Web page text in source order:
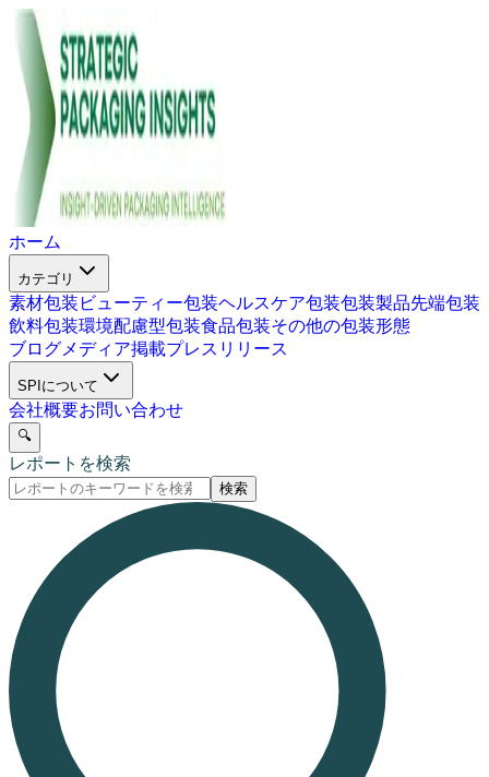
ホーム
カテゴリ
素材包装 ビューティー包装ヘルスケア包装包装製品先端包装
飲料包装環境配慮型包装食品包装その他の包装形態
ブログメディア掲載プレスリリース
SPIについて
会社概要お問い合わせ
🔍
レポートを検索
検索